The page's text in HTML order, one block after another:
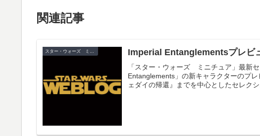
関連記事
スター・ウォーズ ミニチュア Imperial Entanglementsプレビ
「スター・ウォーズ ミニチュア」最新
Entanglements」の新キャラクターのプ
ェダイの帰還』までを中心としたセレク